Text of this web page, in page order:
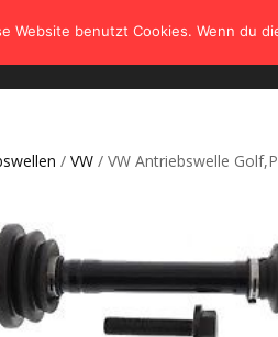
/ VW / VW Antriebswelle
Website benutzt Cookies. Wenn du